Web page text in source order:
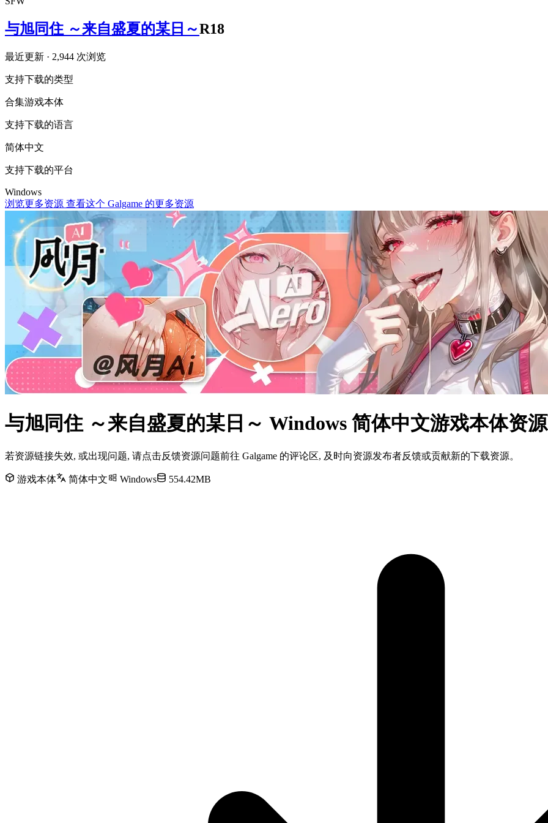
与旭同住 ～来自盛夏的某日～R18
最近更新 · 2,944 次浏览
支持下载的类型
合集游戏本体
支持下载的语言
简体中文
支持下载的平台
Windows
浏览更多资源 查看这个 Galgame 的更多资源
与旭同住 ～来自盛夏的某日～ Windows 简体中文游戏本体资
若资源链接失效, 或出现问题, 请点击反馈资源问题前往 Galgame 的评论区, 及时向资源发布者反馈或贡献新的下载资源。
游戏本体 简体中文 Windows 554.42MB